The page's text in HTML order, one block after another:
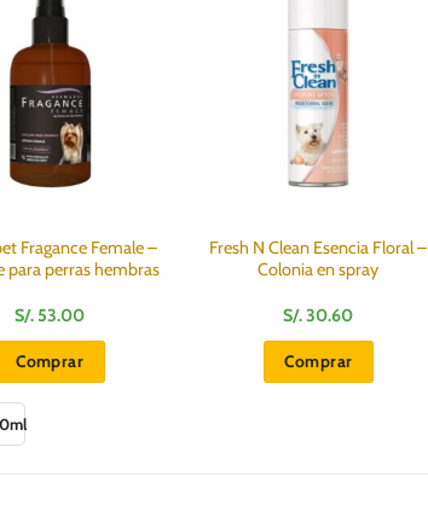
Fragance Female –
para perras hembras
S/. 53.00
Comprar
Fresh N Clean Esencia Floral –
Colonia en spray
S/.30.60
Comprar